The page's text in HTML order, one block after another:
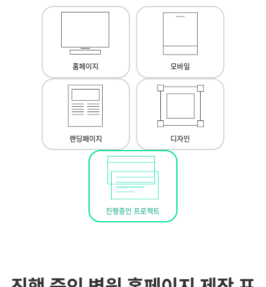
홈페이지 모바일
랜딩페이지 디자인
진행중인 프로젝트